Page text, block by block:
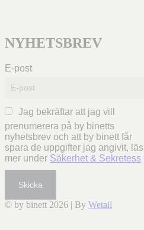
NYHETSBREV
E-post
Jag bekräftar att jag vill
prenumerera på by binetts
nyhetsbrev och att by binett får
spara de uppgifter jag angivit, läs
mer under Säkerhet & Sekretess
Skicka
© by binett 2026 | By Wetail